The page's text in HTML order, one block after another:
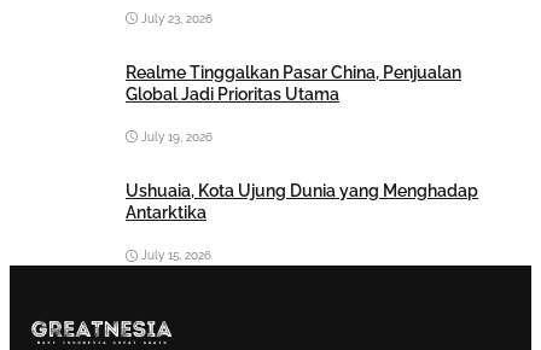
July 23, 2026
Realme Tinggalkan Pasar China, Penjualan
Global Jadi Prioritas Utama
July 19, 2026
Ushuaia, Kota Ujung Dunia yang Menghadap
Antarktika
July 15, 2026